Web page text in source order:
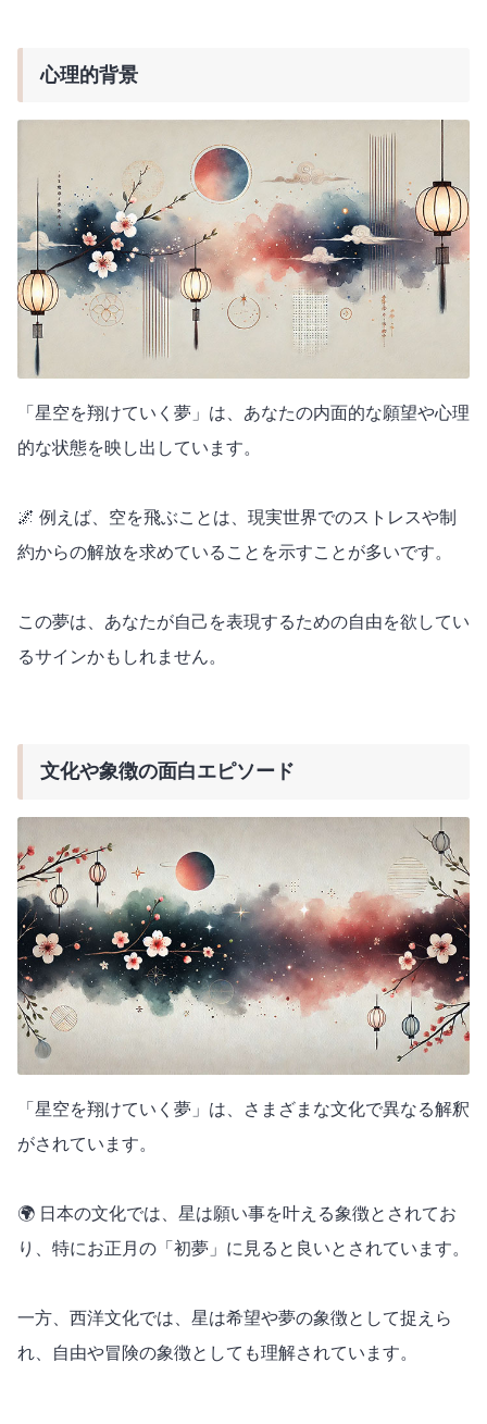
心理的背景
「星空を翔けていく夢」は、あなたの内面的な願望や心理
的な状態を映し出しています。
🌌 例えば、空を飛ぶことは、現実世界でのストレスや制
約からの解放を求めていることを示すことが多いです。
この夢は、あなたが自己を表現するための自由を欲してい
るサインかもしれません。
文化や象徴の面白エピソード
「星空を翔けていく夢」は、さまざまな文化で異なる解釈
がされています。
🌍 日本の文化では、星は願い事を叶える象徴とされてお
り、特にお正月の「初夢」に見ると良いとされています。
一方、西洋文化では、星は希望や夢の象徴として捉えら
れ、自由や冒険の象徴としても理解されています。